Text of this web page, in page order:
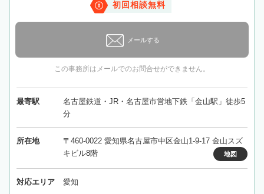
初回相談無料
メールする
この事務所はメールでのお問合せができません。
最寄駅
名古屋鉄道・JR・名古屋市営地下鉄「金山駅」徒歩5
分
所在地
〒460-0022 愛知県名古屋市中区金山1-9-17 金山スズ
キビル8階
地図
対応エリア 愛知